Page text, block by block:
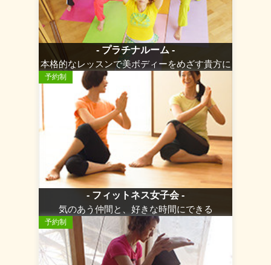
- プラチナルーム -
本格的なレッスンで美ボディーをめざす貴方に
予約制
- フィットネス女子会 -
気のあう仲間と、好きな時間にできる
予約制